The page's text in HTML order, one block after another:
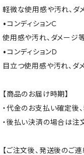
軽微な使用感や汚れ、ダ
•コンディションＣ
使用感や汚れ、ダメージ
•コンディションＤ
目立つ使用感や汚れ、ダ
【商品のお届け時期】
・代金のお支払い確定後
・後払い決済の場合は注
【ご注文後、発送後のご連